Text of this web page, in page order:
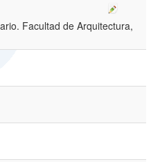
Facultad de Arquitectura,